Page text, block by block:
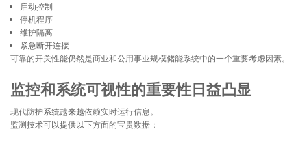
启动控制
停机程序
维护隔离
紧急断开连接
可靠的开关性能仍然是商业和公用事业规模储能系统中的一个重要考虑因素。
监控和系统可视性的重要性日益凸显
现代防护系统越来越依赖实时运行信息。
监测技术可以提供以下方面的宝贵数据：